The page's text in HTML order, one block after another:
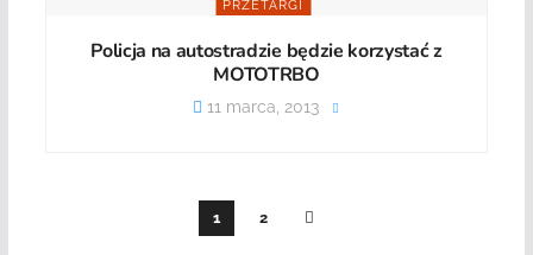
PRZETARGI
Policja na autostradzie będzie korzystać z
MOTOTRBO
11 marca, 2013
1 2